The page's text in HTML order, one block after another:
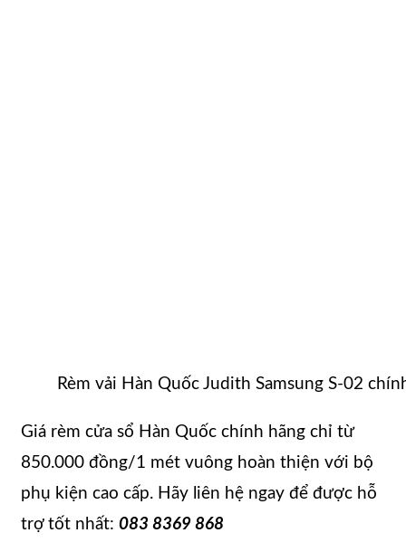
Rèm vải Hàn Quốc Judith Samsung S-02
Giá rèm cửa sổ Hàn Quốc chính hãng chỉ từ
850.000 đồng/1 mét vuông hoàn thiện với bộ
phụ kiện cao cấp. Hãy liên hệ ngay để được hỗ
trợ tốt nhất: 083 8369 868